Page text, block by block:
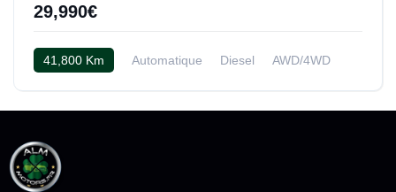
29,990€
41,800 Km Automatique Diesel
AWD/4WD